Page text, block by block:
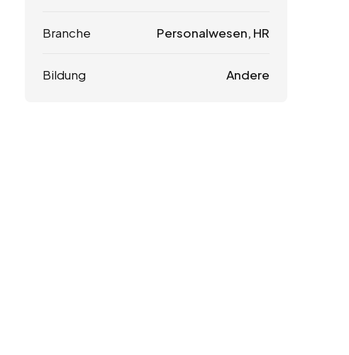
Branche Personalwesen, HR
Bildung Andere